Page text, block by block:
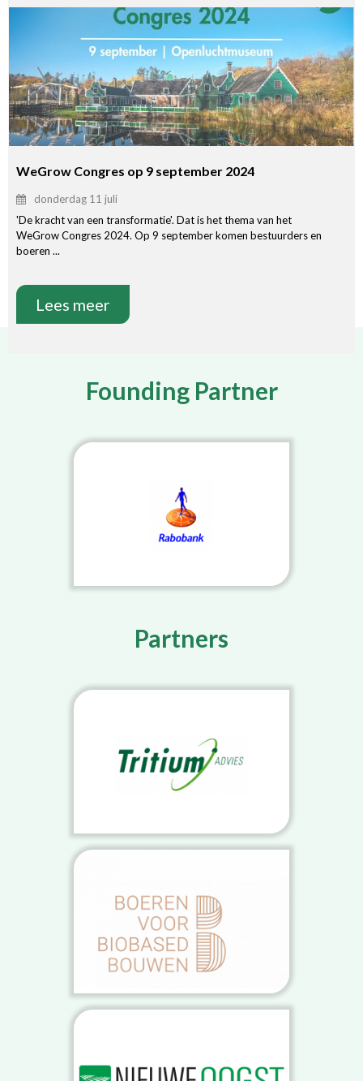
WeGrow Congres op 9 september 2024
donderdag 11 juli
'De kracht van een transformatie'. Dat is het thema van het
WeGrow Congres 2024. Op 9 september komen bestuurders en
boeren ...
Lees meer
Founding Partner
Partners